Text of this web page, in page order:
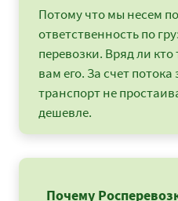
Потому что мы несем
ответственность по
перевозки. Вряд ли
вам его. За счет
транспорт не
дешевле.
Почему